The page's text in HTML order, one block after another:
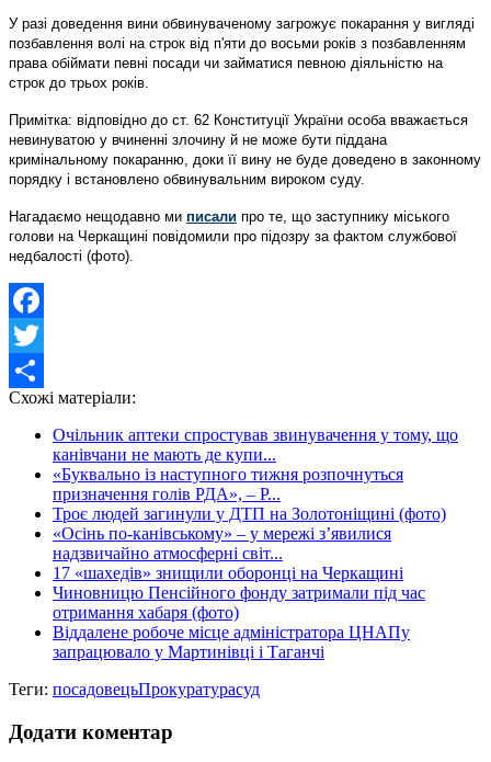
У разі доведення вини обвинуваченому загрожує покарання у вигляді
позбавлення волі на строк від п'яти до восьми років з позбавленням
права обіймати певні посади чи займатися певною діяльністю на
строк до трьох років.
Примітка: відповідно до ст. 62 Конституції України особа вважається
невинуватою у вчиненні злочину й не може бути піддана
кримінальному покаранню, доки її вину не буде доведено в законному
порядку і встановлено обвинувальним вироком суду.
Нагадаємо нещодавно ми писали про те, що заступнику міського
голови на Черкащині повідомили про підозру за фактом службової
недбалості (фото).
Facebook
Twitter
Share
Схожі матеріали:
Очільник аптеки спростував звинувачення у тому, що
канівчани не мають де купи...
«Буквально із наступного тижня розпочнуться
призначення голів РДА», – Р...
Троє людей загинули у ДТП на Золотоніщині (фото)
«Осінь по-канівському» – у мережі з’явилися
надзвичайно атмосферні світ...
17 «шахедів» знищили оборонці на Черкащині
Чиновницю Пенсійного фонду затримали під час
отримання хабаря (фото)
Віддалене робоче місце адміністратора ЦНАПу
запрацювало у Мартинівці і Таганчі
Теги: посадовецьПрокуратурасуд
Додати коментар